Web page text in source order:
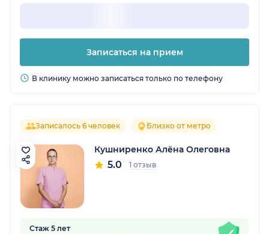
Записаться на прием
В клинику можно записаться только по телефону
Записалось 6 человек Близко от метро
Кушниренко Алёна Олеговна
5.0 1 отзыв
Стаж 5 лет